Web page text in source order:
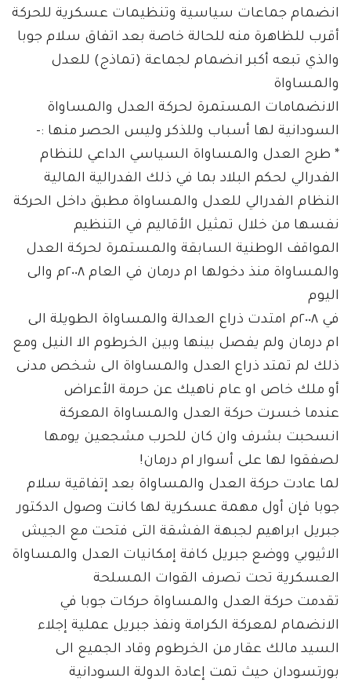
انضمام جماعات سياسية وتنظيمات عسكرية للحركة
أقرب للظاهرة منه للحالة خاصة بعد اتفاق سلام جوبا
والذي تبعه أكبر انضمام لجماعة (تماذج) للعدل
والمساواة
الانضمامات المستمرة لحركة العدل والمساواة
السودانية لها أسباب وللذكر وليس الحصر منها :-
* طرح العدل والمساواة السياسي الداعي للنظام
الفدرالي لحكم البلاد بما في ذلك الفدرالية المالية
النظام الفدرالي للعدل والمساواة مطبق داخل الحركة
نفسها من خلال تمثيل الأقاليم في التنظيم
المواقف الوطنية السابقة والمستمرة لحركة العدل
والمساواة منذ دخولها ام درمان في العام ٢٠٠٨م والى
اليوم
في ٢٠٠٨م امتدت ذراع العدالة والمساواة الطويلة الى
ام درمان ولم يفصل بينها وبين الخرطوم الا النيل ومع
ذلك لم تمتد ذراع العدل والمساواة الى شخص مدنى
أو ملك خاص او عام ناهيك عن حرمة الأعراض
عندما خسرت حركة العدل والمساواة المعركة
انسحبت بشرف وان كان للحرب مشجعين يومها
لصفقوا لها على أسوار ام درمان!
لما عادت حركة العدل والمساواة بعد إتفاقية سلام
جوبا فإن أول مهمة عسكرية لها كانت وصول الدكتور
جبريل ابراهيم لجبهة الفشقة التى فتحت مع الجيش
الاثيوبي ووضع جبريل كافة إمكانيات العدل والمساواة
العسكرية تحت تصرف القوات المسلحة
تقدمت حركة العدل والمساواة حركات جوبا في
الانضمام لمعركة الكرامة ونفذ جبريل عملية إجلاء
السيد مالك عقار من الخرطوم وقاد الجميع الى
بورتسودان حيث تمت إعادة الدولة السودانية